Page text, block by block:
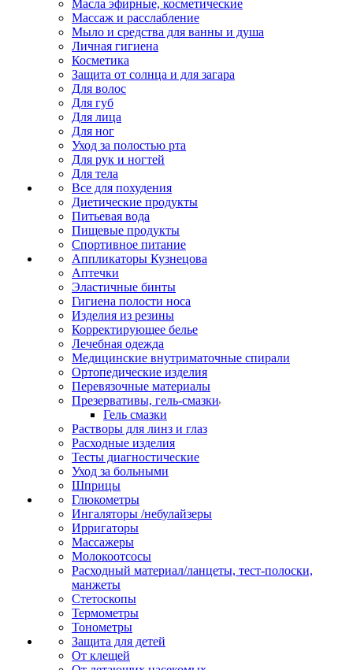
Масла эфирные, косметические
Массаж и расслабление
Мыло и средства для ванны и душа
Личная гигиена
Косметика
Защита от солнца и для загара
Для волос
Для губ
Для лица
Для ног
Уход за полостью рта
Для рук и ногтей
Для тела
Все для похудения
Диетические продукты
Питьевая вода
Пищевые продукты
Спортивное питание
Аппликаторы Кузнецова
Аптечки
Эластичные бинты
Гигиена полости носа
Изделия из резины
Корректирующее белье
Лечебная одежда
Медицинские внутриматочные спирали
Ортопедические изделия
Перевязочные материалы
Презервативы, гель-смазки
Гель смазки
Растворы для линз и глаз
Расходные изделия
Тесты диагностические
Уход за больными
Шприцы
Глюкометры
Ингаляторы /небулайзеры
Ирригаторы
Массажеры
Молокоотсосы
Расходный материал/ланцеты, тест-полоски,
манжеты
Стетоскопы
Термометры
Тонометры
Защита для детей
От клещей